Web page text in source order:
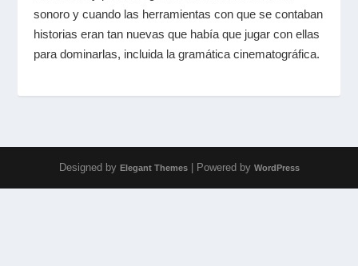
sonoro y cuando las herramientas con que se contaban
historias eran tan nuevas que había que jugar con ellas
para dominarlas, incluida la gramática cinematográfica.
Designed by Elegant Themes| Powered by WordPress